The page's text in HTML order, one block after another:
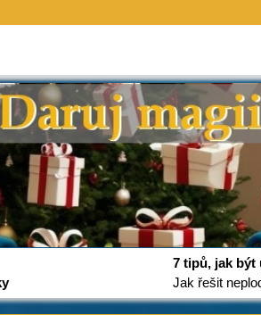
7 tipů, jak být
Jak řešit